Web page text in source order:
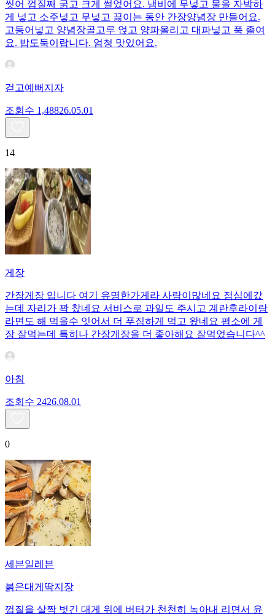
씻어 껍질째 굵고 크게 썰었어요. 냄비에 무넣고 물을 자박하
게 넣고 소주넣고 무넣고 끓이는 동안 간장양념장 만들어요.
고등어넣고 양념장골고루 얹고 양파올리고 대파넣고 푹 졸여
요. 밥도둑이랍니다. 엄청 맛있어요.
걷고예뻐지자
조회수 1,48826.05.01
14
게장
간장게장 입니다 여기 유명한가게라 사람이많네요 점심에갔
는데 자리가 꽉 찼네요 서비스로 과일도 주시고 계란후라이랑
라면도 해 먹을수 잇어서 더 푸짐하게 먹고 왔네요 평소에 게
장 잘먹는데 특히나 간장게장을 더 좋아해요 잘먹었습니다^^
아침
조회수 2426.08.01
0
세븐일레븐
붉은대게딱지장
껍질을 살짝 벗긴 대게 위에 버터가 천천히 녹아내 리면서 윤